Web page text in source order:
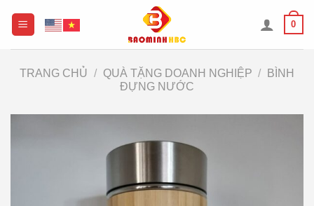
0
TRANG CHỦ / QUÀ TẶNG DOANH NGHIỆP /
BÌNH
ĐỰNG NƯỚC